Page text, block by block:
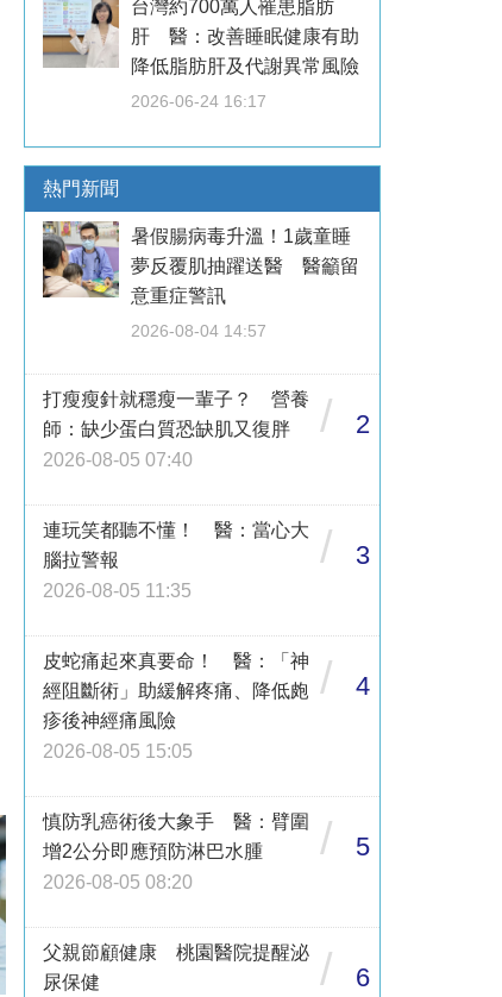
台灣約700萬人罹患脂肪
肝 醫：改善睡眠健康有助
降低脂肪肝及代謝異常風險
2026-06-24 16:17
熱門新聞
暑假腸病毒升溫！1歲童睡
夢反覆肌抽躍送醫 醫籲留
意重症警訊
2026-08-04 14:57
打瘦瘦針就穩瘦一輩子？ 營養
師：缺少蛋白質恐缺肌又復胖
2026-08-05 07:40
/ 2
連玩笑都聽不懂！ 醫：當心大
腦拉警報
2026-08-05 11:35
/ 3
皮蛇痛起來真要命！ 醫：「神
經阻斷術」助緩解疼痛、降低皰
疹後神經痛風險
2026-08-05 15:05
/ 4
慎防乳癌術後大象手 醫：臂圍
增2公分即應預防淋巴水腫
2026-08-05 08:20
/ 5
父親節顧健康 桃園醫院提醒泌
尿保健
/ 6